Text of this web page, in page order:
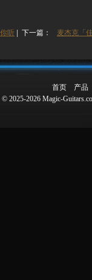
听 下一篇： 麦杰克「
首页
产品
© 2025-2026 Magic-